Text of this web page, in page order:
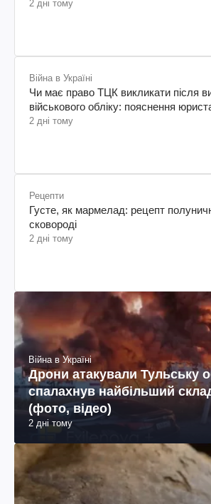
2 дні тому
Війна в Україні
Чи має право ТЦК викликати після
військового обліку: пояснення
2 дні тому
Рецепти
Густе, як мармелад: рецепт
сковороді
2 дні тому
Війна в Україні
Дрони атакували Тульську
спалахнув найбільший
(фото, відео)
2 дні тому